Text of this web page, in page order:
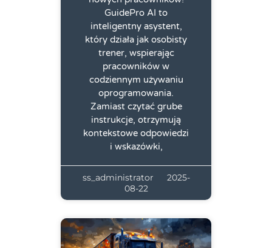
GuidePro AI to
inteligentny asystent,
który działa jak osobisty
trener, wspierając
pracowników w
codziennym używaniu
oprogramowania.
Zamiast czytać grube
instrukcje, otrzymują
kontekstowe odpowiedzi
i wskazówki,
ss_administrator
2025-
08-22